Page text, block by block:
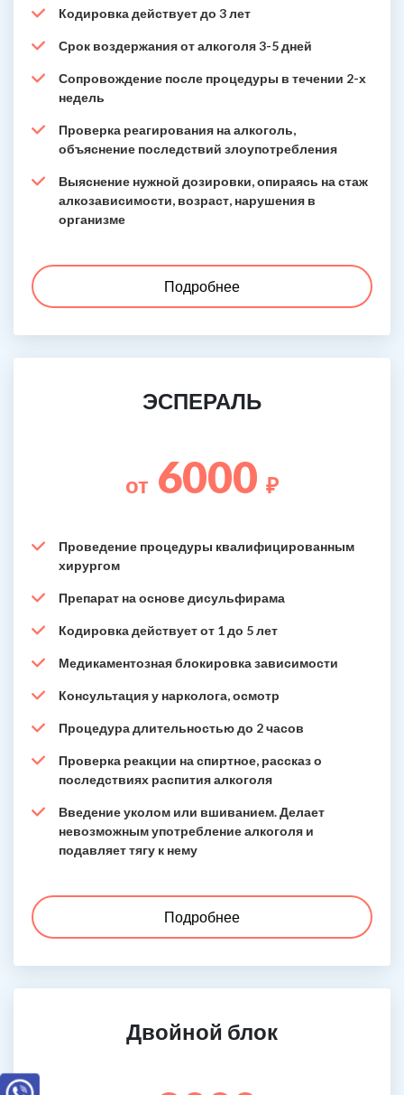
Кодировка действует до 3 лет
Срок воздержания от алкоголя 3-5 дней
Сопровождение после процедуры в течении 2-х
недель
Проверка реагирования на алкоголь,
объяснение последствий злоупотребления
Выяснение нужной дозировки, опираясь на стаж
алкозависимости, возраст, нарушения в
организме
Подробнее
ЭСПЕРАЛЬ
от 6000 ₽
Проведение процедуры квалифицированным
хирургом
Препарат на основе дисульфирама
Кодировка действует от 1 до 5 лет
Медикаментозная блокировка зависимости
Консультация у нарколога, осмотр
Процедура длительностью до 2 часов
Проверка реакции на спиртное, рассказ о
последствиях распития алкоголя
Введение уколом или вшиванием. Делает
невозможным употребление алкоголя и
подавляет тягу к нему
Подробнее
Двойной блок